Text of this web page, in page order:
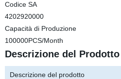
Codice SA
4202920000
Capacità di Produzione
100000PCS/Month
Descrizione del Prodotto
Descrizione del prodotto